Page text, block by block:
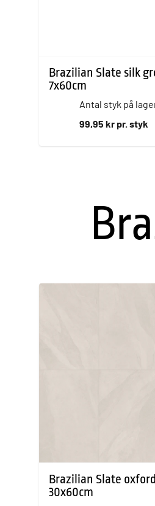
Brazilian Slate silk
7x60cm
Antal styk på
99,95 kr pr. styk
Brazilian Slate
30x60cm